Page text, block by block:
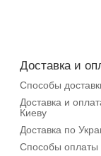
Доставка и
Способы
Доставка и
Киеву
Доставка по
Способы оплаты